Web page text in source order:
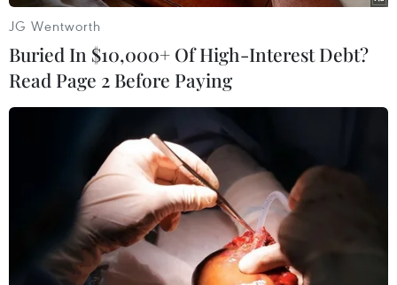
JG Wentworth
Buried In $10,000+ Of High-Interest Debt?
Read Page 2 Before Paying